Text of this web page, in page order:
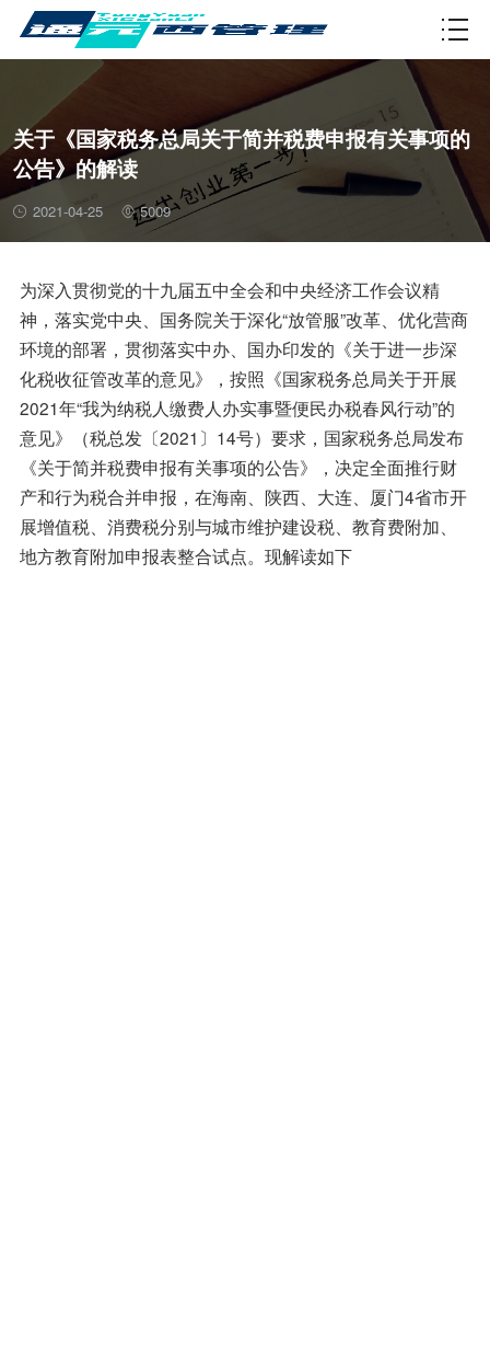
资质许可
关于《国家税务总局关于简并税费申报有关事项的
公告》的解读
2021-04-25 5009
为深入贯彻党的十九届五中全会和中央经济工作会议精
神，落实党中央、国务院关于深化“放管服”改革、优化营商
环境的部署，贯彻落实中办、国办印发的《关于进一步深
化税收征管改革的意见》，按照《国家税务总局关于开展
2021年“我为纳税人缴费人办实事暨便民办税春风行动”的
意见》（税总发〔2021〕14号）要求，国家税务总局发布
《关于简并税费申报有关事项的公告》，决定全面推行财
产和行为税合并申报，在海南、陕西、大连、厦门4省市开
展增值税、消费税分别与城市维护建设税、教育费附加、
地方教育附加申报表整合试点。现解读如下